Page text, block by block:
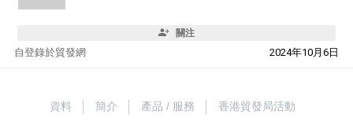
關注
自 2024年10月6日
登錄於貿發網
資料 簡介 產品 / 服務 香港貿發局活動